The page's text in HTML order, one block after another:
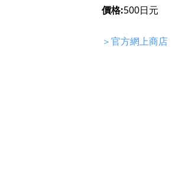
價格:500日元
＞官方網上商店